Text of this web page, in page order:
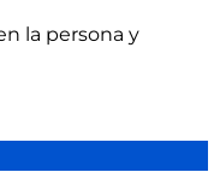
la persona y